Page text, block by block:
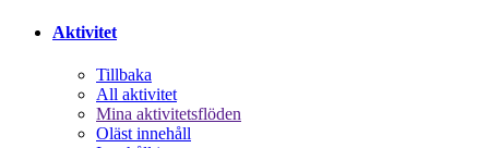
Aktivitet
Tillbaka
All aktivitet
Mina aktivitetsflöden
Oläst innehåll